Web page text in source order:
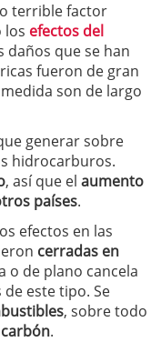
terrible factor
los efectos del
daños que se han
fueron de gran
son de largo
generar sobre
hidrocarburos.
, así que el aumento
países.
efectos en las
cerradas en
o de plano cancela
este tipo. Se
, sobre todo
.